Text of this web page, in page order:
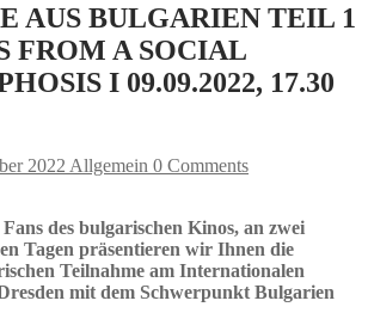
AUS BULGARIEN TEIL 1
FROM A SOCIAL
I 09.09.2022, 17.30
2022 Allgemein 0 Comments
des bulgarischen Kinos, an zwei
Tagen präsentieren wir Ihnen die
Teilnahme am Internationalen
mit dem Schwerpunkt Bulgarien